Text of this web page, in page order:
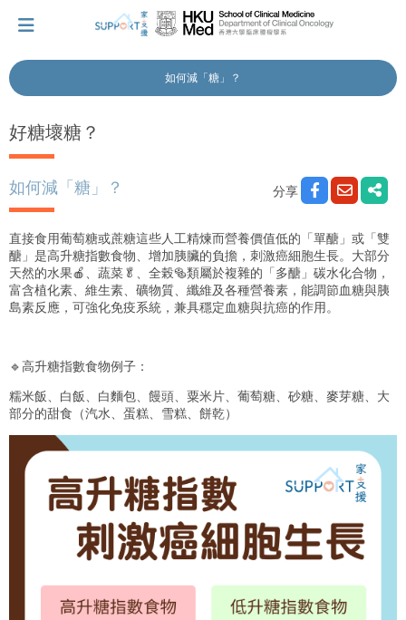
讓我們與你並肩而行。
擁抱每刻，留住這愛。
輕鬆一下，充下電啦！
小貼士‧「家」資源
好糖壞糖？
如何減「糖」？
分享
如何減「糖」？
直接食用葡萄糖或蔗糖這些人工精煉而營養價值低的「單醣」或「雙
醣」是高升糖指數食物、增加胰臟的負擔，刺激癌細胞生長。大部分
天然的水果🍎、蔬菜🥬、全榖🥯類屬於複雜的「多醣」碳水化合物，
富含植化素、維生素、礦物質、纖維及各種營養素，能調節血糖與胰
島素反應，可強化免疫系統，兼具穩定血糖與抗癌的作用。
🔹高升糖指數食物例子：
糯米飯、白飯、白麵包、饅頭、粟米片、葡萄糖、砂糖、麥芽糖、大
部分的甜食（汽水、蛋糕、雪糕、餅乾）